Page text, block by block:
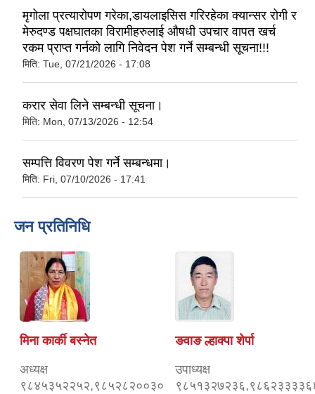
मृगोला प्रत्यारोपण गरेका,डायलाइसिस गरिरहेका क्यान्सर रोगी र
मेरुदण्ड पक्षघातका विरामीहरुलाई औषधी उपचार वापत खर्च
रकम प्राप्त गर्नको लागि निवेदन पेश गर्ने सम्बन्धी सूचना!!!
मिति: Tue, 07/21/2026 - 17:08
करार सेवा लिने सम्बन्धी सूचना।
मिति: Mon, 07/13/2026 - 12:54
सम्पत्ति विवरण पेश गर्ने सम्बन्धमा।
मिति: Fri, 07/10/2026 - 17:41
जन प्रतिनिधि
मिना कार्की बस्नेत
अध्यक्ष
९८४५३५२२५२,९८५२८२००३०
ङवाङ ल्हाक्पा शेर्पा
उपाध्यक्ष